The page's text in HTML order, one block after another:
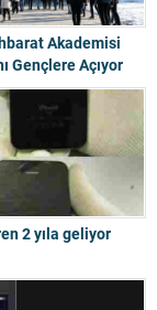
Akademisi
Gençlere Açıyor
2 yıla geliyor